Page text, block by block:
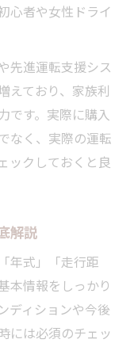
心者や女性ドライ
先進運転支援シス
えており、家族利
です。実際に購入
なく、実際の運転
ックしておくと良
解説
年式」「走行距
本情報をしっかり
ディションや今後
には必須のチェッ